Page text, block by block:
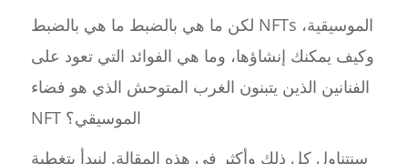
لكن ما هي بالضبط ما هي بالضبط NFTs الموسيقية،
وكيف يمكنك إنشاؤها، وما هي الفوائد التي تعود على
الفنانين الذين يتبنون الغرب المتوحش الذي هو فضاء
NFT الموسيقي؟
سنتناول كل ذلك وأكثر في هذه المقالة. لنبدأ بتغطية